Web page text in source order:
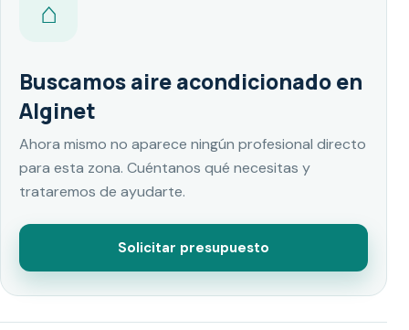
⌂
Buscamos aire acondicionado en
Alginet
Ahora mismo no aparece ningún profesional directo
para esta zona. Cuéntanos qué necesitas y
trataremos de ayudarte.
Solicitar presupuesto